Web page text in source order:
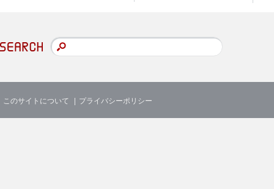
このサイトについて プライバシーポリシー